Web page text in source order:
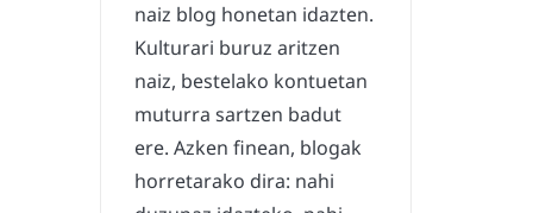
naiz blog honetan idazten.
Kulturari buruz aritzen
naiz, bestelako kontuetan
muturra sartzen badut
ere. Azken finean, blogak
horretarako dira: nahi